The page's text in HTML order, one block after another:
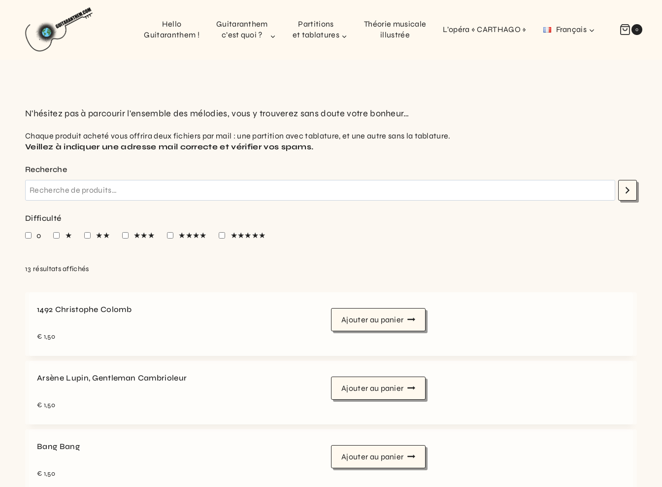
Hello
Guitaranthem !
Guitaranthem
c’est quoi ?
Partitions
et tablatures
Théorie musicale
illustrée
L’opéra « CARTHAGO » Français 0
13 résultats affichés
1492 Christophe Colomb
€ 1,50
Ajouter au panier
Arsène Lupin, Gentleman Cambrioleur
€ 1,50
Ajouter au panier
Bang Bang
€ 1,50
Ajouter au panier
N'hésitez pas à parcourir l'ensemble des mélodies, vous y trouverez sans doute votre bonheur…
Chaque produit acheté vous offrira deux fichiers par mail : une partition avec tablature, et une autre sans la tablature.
Veillez à indiquer une adresse mail correcte et vérifier vos spams.
Recherche
Difficulté
0
★ ★★ ★★★ ★★★★ ★★★★★